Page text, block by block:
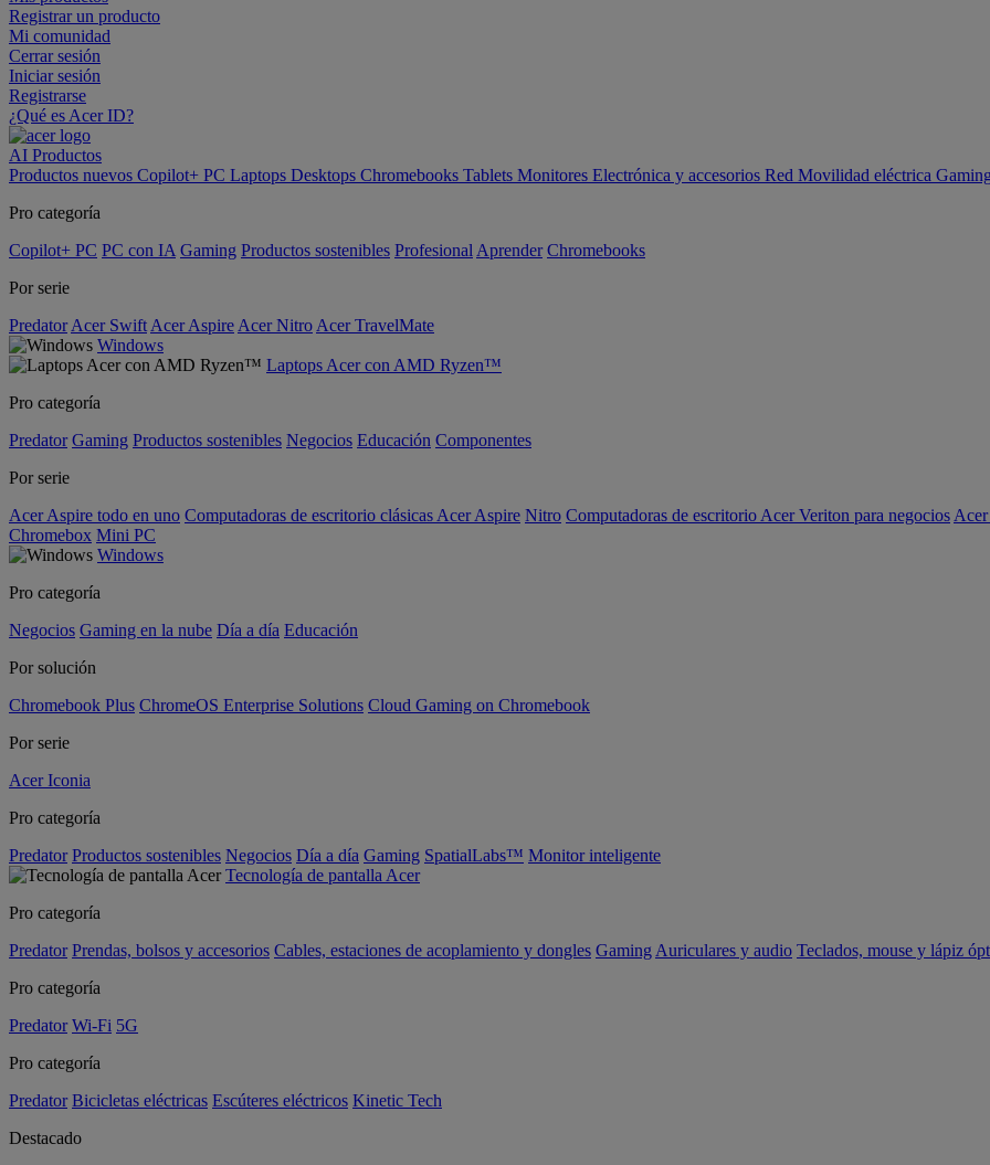
Registrar un producto
Mi comunidad
Cerrar sesión
Iniciar sesión
Registrarse
¿Qué es Acer ID?
AI Productos
Productos nuevos Copilot+ PC Laptops Desktops Chromebooks Tablets Monitores Electrónica y accesorios Red Movilidad eléctrica
Pro categoría
Copilot+ PC PC con IA Gaming Productos sostenibles Profesional Aprender Chromebooks
Por serie
Predator Acer Swift Acer Aspire Acer Nitro Acer TravelMate
Windows
Laptops Acer con AMD Ryzen™
Pro categoría
Predator Gaming Productos sostenibles Negocios Educación Componentes
Por serie
Acer Aspire todo en uno Computadoras de escritorio clásicas Acer Aspire Nitro Computadoras de escritorio Acer Veriton para negocios
Chromebox Mini PC
Windows
Pro categoría
Negocios Gaming en la nube Día a día Educación
Por solución
Chromebook Plus ChromeOS Enterprise Solutions Cloud Gaming on Chromebook
Por serie
Acer Iconia
Pro categoría
Predator Productos sostenibles Negocios Día a día Gaming SpatialLabs™ Monitor inteligente
Tecnología de pantalla Acer
Pro categoría
Predator Prendas, bolsos y accesorios Cables, estaciones de acoplamiento y dongles Gaming Auriculares y audio Teclados, mouse y lápiz
Pro categoría
Predator Wi-Fi 5G
Pro categoría
Predator Bicicletas eléctricas Escúteres eléctricos Kinetic Tech
Destacado